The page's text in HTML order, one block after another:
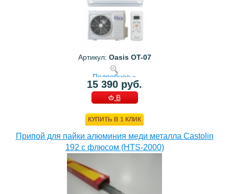
Артикул: Oasis OT-07
Подробнее »
15 390 руб.
В
КУПИТЬ В 1 КЛИК
Припой для пайки алюминия меди металла Castolin
192 с флюсом (HTS-2000)